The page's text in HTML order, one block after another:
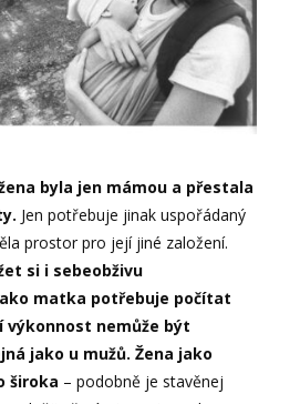
byla jen mámou a přestala
Jen potřebuje jinak uspořádaný
prostor pro její jiné založení.
si i sebeobživu
matka potřebuje počítat
výkonnost nemůže být
jako u mužů. Žena jako
široka – podobně je stavěnej